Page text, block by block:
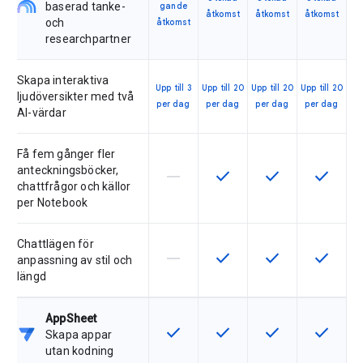
baserad tanke-
och
researchpartner
gande
åtkomst
åtkomst
åtkomst
åtkomst
Skapa interaktiva
ljudöversikter med två
AI-värdar
Upp till 3
per dag
Upp till 20
per dag
Upp till 20
per dag
Upp till 20
per dag
Få fem gånger fler
anteckningsböcker,
chattfrågor och källor
per Notebook
Den här funktionen stöds inte av
horizontal_rule Den här funktionen är
check Den här
check Den här
check
Chattlägen för
anpassning av stil och
längd
Den här funktionen stöds inte av
horizontal_rule Den här funktionen är
check Den här
check Den här
check
AppSheet
Skapa appar
utan kodning
Den här funktionen är tillgänglig för
check Den här funktionen är
check Den här
check Den här
check